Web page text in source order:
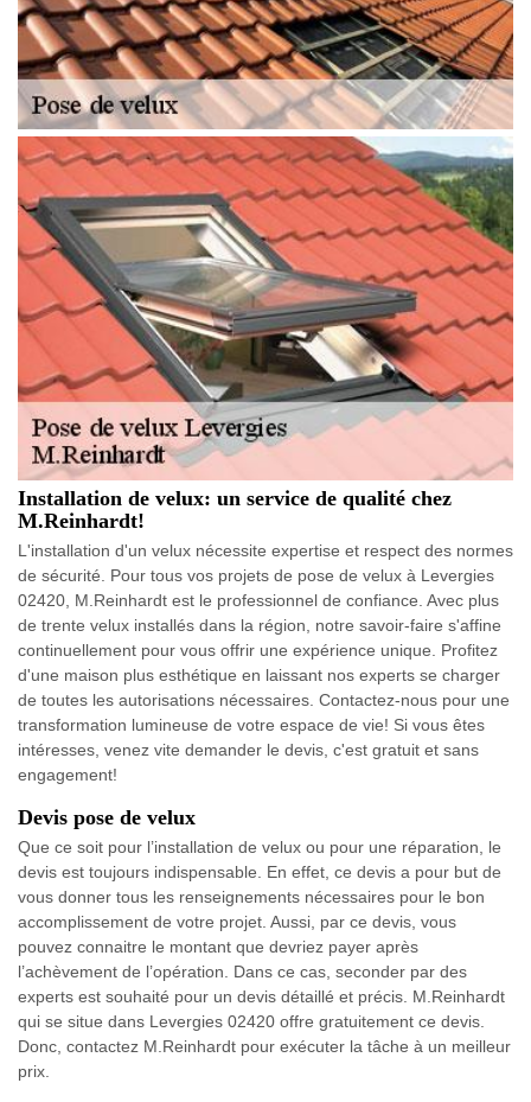
Installation de velux: un service de qualité chez
M.Reinhardt!
L'installation d'un velux nécessite expertise et respect des normes
de sécurité. Pour tous vos projets de pose de velux à Levergies
02420, M.Reinhardt est le professionnel de confiance. Avec plus
de trente velux installés dans la région, notre savoir-faire s'affine
continuellement pour vous offrir une expérience unique. Profitez
d'une maison plus esthétique en laissant nos experts se charger
de toutes les autorisations nécessaires. Contactez-nous pour une
transformation lumineuse de votre espace de vie! Si vous êtes
intéresses, venez vite demander le devis, c'est gratuit et sans
engagement!
Devis pose de velux
Que ce soit pour l’installation de velux ou pour une réparation, le
devis est toujours indispensable. En effet, ce devis a pour but de
vous donner tous les renseignements nécessaires pour le bon
accomplissement de votre projet. Aussi, par ce devis, vous
pouvez connaitre le montant que devriez payer après
l’achèvement de l’opération. Dans ce cas, seconder par des
experts est souhaité pour un devis détaillé et précis. M.Reinhardt
qui se situe dans Levergies 02420 offre gratuitement ce devis.
Donc, contactez M.Reinhardt pour exécuter la tâche à un meilleur
prix.